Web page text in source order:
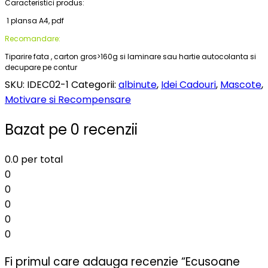
Caracteristici produs:
1 plansa A4, pdf
Recomandare:
Tiparire fata , carton gros>160g si laminare sau hartie autocolanta si
decupare pe contur
SKU: IDEC02-1 Categorii: albinute, Idei Cadouri, Mascote,
Motivare si Recompensare
Bazat pe 0 recenzii
0.0 per total
0
0
0
0
0
Fi primul care adauga recenzie “Ecusoane